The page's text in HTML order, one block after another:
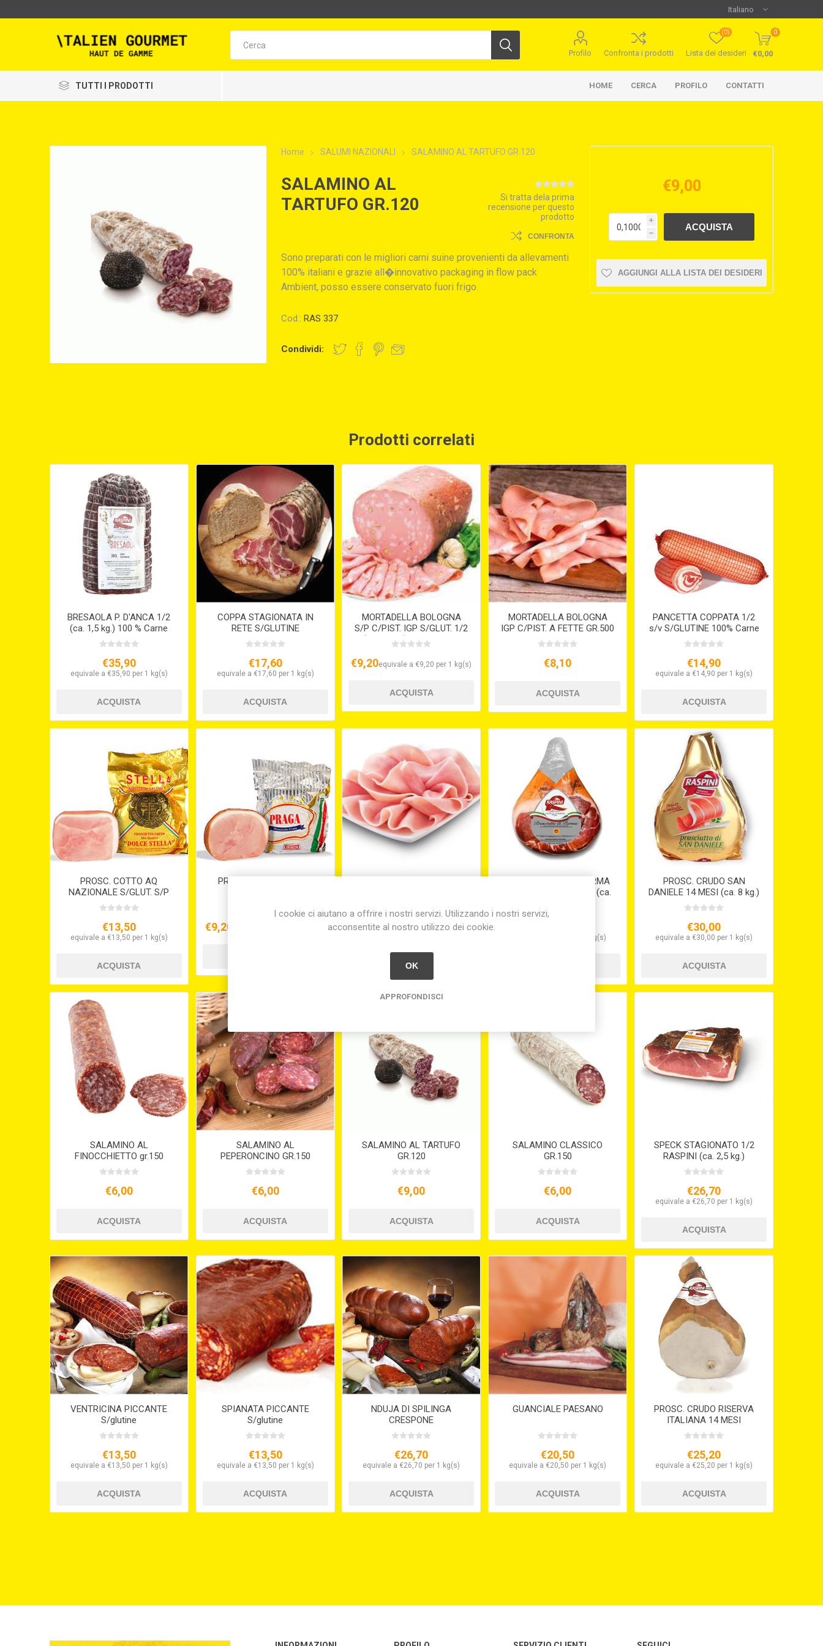
Profilo Confronta i prodotti Lista dei desideri
(0) 0
€0,00
TUTTI I PRODOTTI HOME CERCA PROFILO CONTATTI
Home SALUMI NAZIONALI SALAMINO AL TARTUFO GR.120
SALAMINO AL
TARTUFO GR.120
Si tratta dela prima
recensione per questo
prodotto
CONFRONTA
Sono preparati con le migliori carni suine provenienti da allevamenti
100% italiani e grazie all�innovativo packaging in flow pack
Ambient, posso essere conservato fuori frigo.
Cod.: RAS 337
Condividi:
€9,00
i
h
AGGIUNGI ALLA LISTA DEI DESIDERI
Prodotti correlati
BRESAOLA P. D'ANCA 1/2
(ca. 1,5 kg.) 100 % Carne
Italiana
€35,90
equivale a €35,90 per 1 kg(s)
COPPA STAGIONATA IN
RETE S/GLUTINE
€17,60
equivale a €17,60 per 1 kg(s)
MORTADELLA BOLOGNA
S/P C/PIST. IGP S/GLUT. 1/2
( ca. 5 kg. ) diam. 18 Cm
€9,20equivale a €9,20 per 1 kg(s)
MORTADELLA BOLOGNA
IGP C/PIST. A FETTE GR.500
VASCH.
€8,10
PANCETTA COPPATA 1/2
s/v S/GLUTINE 100% Carne
Italiana
€14,90
equivale a €14,90 per 1 kg(s)
PROSC. COTTO AQ
NAZIONALE S/GLUT. S/P
DOLCE STELLA
€13,50
equivale a €13,50 per 1 kg(s)
PROSC. COTTO PRAGA
€9,20 €9,20
PROSC. CRUDO DI PARMA
DOP RISERVA 14 MESI (ca.
equivale a €27,10 per 1 kg(s)
PROSC. CRUDO SAN
DANIELE 14 MESI (ca. 8 kg.)
€30,00
equivale a €30,00 per 1 kg(s)
SALAMINO AL
FINOCCHIETTO gr.150
€6,00
SALAMINO AL
PEPERONCINO GR.150
€6,00
SALAMINO AL TARTUFO
GR.120
€9,00
SALAMINO CLASSICO
GR.150
€6,00
SPECK STAGIONATO 1/2
RASPINI (ca. 2,5 kg.)
€26,70
equivale a €26,70 per 1 kg(s)
VENTRICINA PICCANTE
S/glutine
€13,50
equivale a €13,50 per 1 kg(s)
SPIANATA PICCANTE
S/glutine
€13,50
equivale a €13,50 per 1 kg(s)
NDUJA DI SPILINGA
CRESPONE
€26,70
equivale a €26,70 per 1 kg(s)
GUANCIALE PAESANO
€20,50
equivale a €20,50 per 1 kg(s)
PROSC. CRUDO RISERVA
ITALIANA 14 MESI
€25,20
equivale a €25,20 per 1 kg(s)
I cookie ci aiutano a offrire i nostri servizi. Utilizzando i nostri servizi,
acconsentite al nostro utilizzo dei cookie.
OK
APPROFONDISCI